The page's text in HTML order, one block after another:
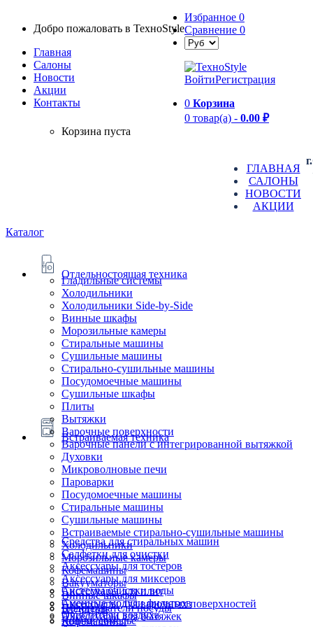
Добро пожаловать в TexноStyle
Главная
Салоны
Новости
Aкции
Контакты
Избранное 0
Сравнение 0
ВойтиРегистрация
0 Корзина
0 товар(а) - 0.00 ₽
Корзина пуста
ГЛАВНАЯ
САЛОНЫ
НОВОСТИ
АКЦИИ
Каталог
Отдельностоящая техника
Гладильные системы
Холодильники
Холодильники Side-by-Side
Винные шкафы
Морозильные камеры
Стиральные машины
Сушильные машины
Стирально-сушильные машины
Посудомоечные машины
Сушильные шкафы
Плиты
Встраиваемая техника
Вытяжки
Варочные поверхности
Варочные панели с интегрированной вытяжкой
Духовки
Микроволновые печи
Пароварки
Посудомоечные машины
Стиральные машины
Сушильные машины
Встраиваемые стирально-сушильные машины
Холодильники
Морозильные камеры
Кофемашины
Вакууматоры
Винные шкафы
Подогреватели посуды
Ящики сомелье
Блендеры
Кофемашины
Очистители воздуха
Системы очистки воды
Сменные модули фильтров
Аксессуары для тостеров
Аксессуары для миксеров
Аксессуары для плит
Аксессуары для варочных поверхностей
Аксессуары для вытяжек
Средства для стиральных машин
Салфетки для очистки